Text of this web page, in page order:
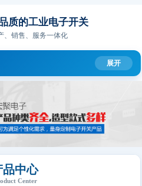
质的工业电子开关
、销售、服务一体化
品中心
Center